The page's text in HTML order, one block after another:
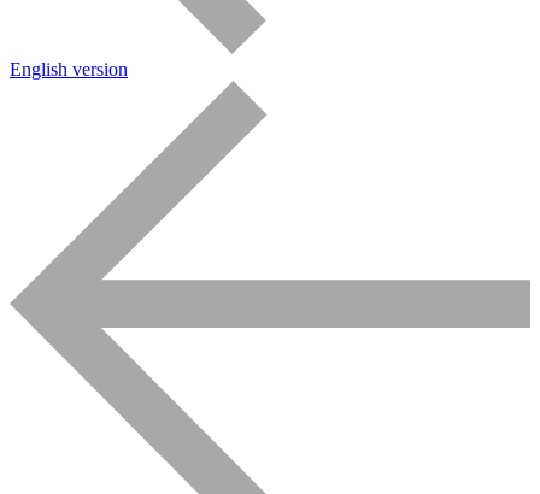
English version